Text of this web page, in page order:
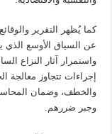
كما يُظهر التقرير
عن السياق الأوسع الذي
واستمرار آثار النزاع
إجراءات تتجاوز معالجة
والخطف، وضمان
وجبر ضررهم.